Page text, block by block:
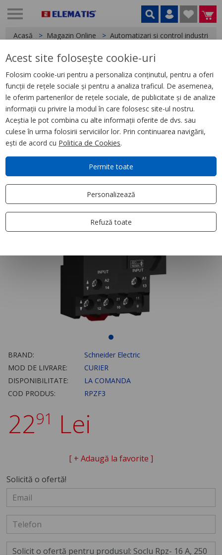
Acasă Magazin Online Automatizari si control industrial
< Relee
Soclu Rpz- 16 A, 250 V -pentru
Releu Rxm3
BRAND:
Schneider Electric
MOD DE LIVRARE:
CURIER
DISPONIBILITATE:
LA COMANDA
COD PRODUS:
RPZF3
2291 Lei
[ + Adaugă la favorite ]
Solicită o ofertă!
Acest site folosește cookie-uri
Folosim cookie-uri pentru a personaliza conținutul, pentru a oferi
funcții de rețele sociale și pentru a analiza traficul. De asemenea,
le oferim partenerilor de rețele sociale, de publicitate și de analize
informații cu privire la modul în care folosesc site-ul nostru.
Aceștia le pot combina cu alte informații oferite de dvs. sau
culese în urma folosirii serviciilor lor. Prin continuarea navigării,
ești de acord cu Politica de Cookies.
Permite toate
Personalizează
Refuză toate